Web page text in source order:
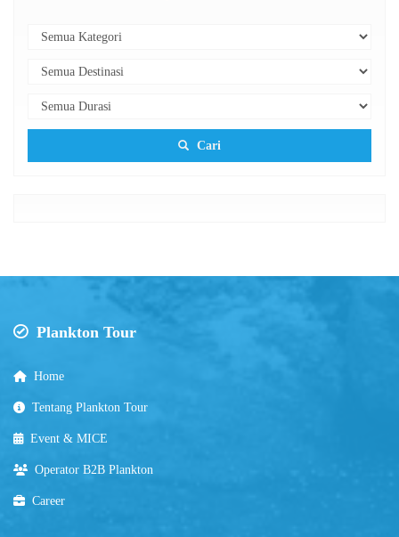
Cari
Plankton Tour
Home
Tentang Plankton Tour
Event & MICE
Operator B2B Plankton
Career